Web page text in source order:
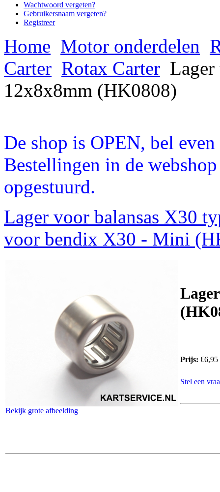
Wachtwoord vergeten?
Gebruikersnaam vergeten?
Registreer
Home Motor onderdelen
Carter Rotax Carter
12x8x8mm (HK0808)
De shop is OPEN, bel
Bestellingen in de
opgestuurd.
Lager voor balansas X30
voor bendix X30 - Mini
Bekijk grote afbeelding
Prijs: €6,95
Stel een